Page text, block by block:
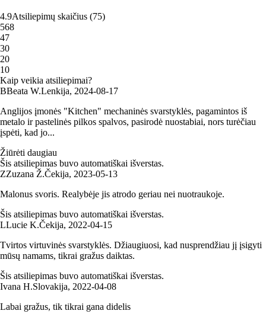
4.9Atsiliepimų skaičius (75)
568
47
30
20
10
Kaip veikia atsiliepimai?
BBeata W.Lenkija, 2024‑08‑17
Anglijos įmonės "Kitchen" mechaninės svarstyklės, pagamintos iš
metalo ir pastelinės pilkos spalvos, pasirodė nuostabiai, nors turėčiau
įspėti, kad jo...
Žiūrėti daugiau
Šis atsiliepimas buvo automatiškai išverstas.
ZZuzana Ž.Čekija, 2023‑05‑13
Malonus svoris. Realybėje jis atrodo geriau nei nuotraukoje.
Šis atsiliepimas buvo automatiškai išverstas.
LLucie K.Čekija, 2022‑04‑15
Tvirtos virtuvinės svarstyklės. Džiaugiuosi, kad nusprendžiau jį įsigyti
mūsų namams, tikrai gražus daiktas.
Šis atsiliepimas buvo automatiškai išverstas.
Ivana H.Slovakija, 2022‑04‑08
Labai gražus, tik tikrai gana didelis